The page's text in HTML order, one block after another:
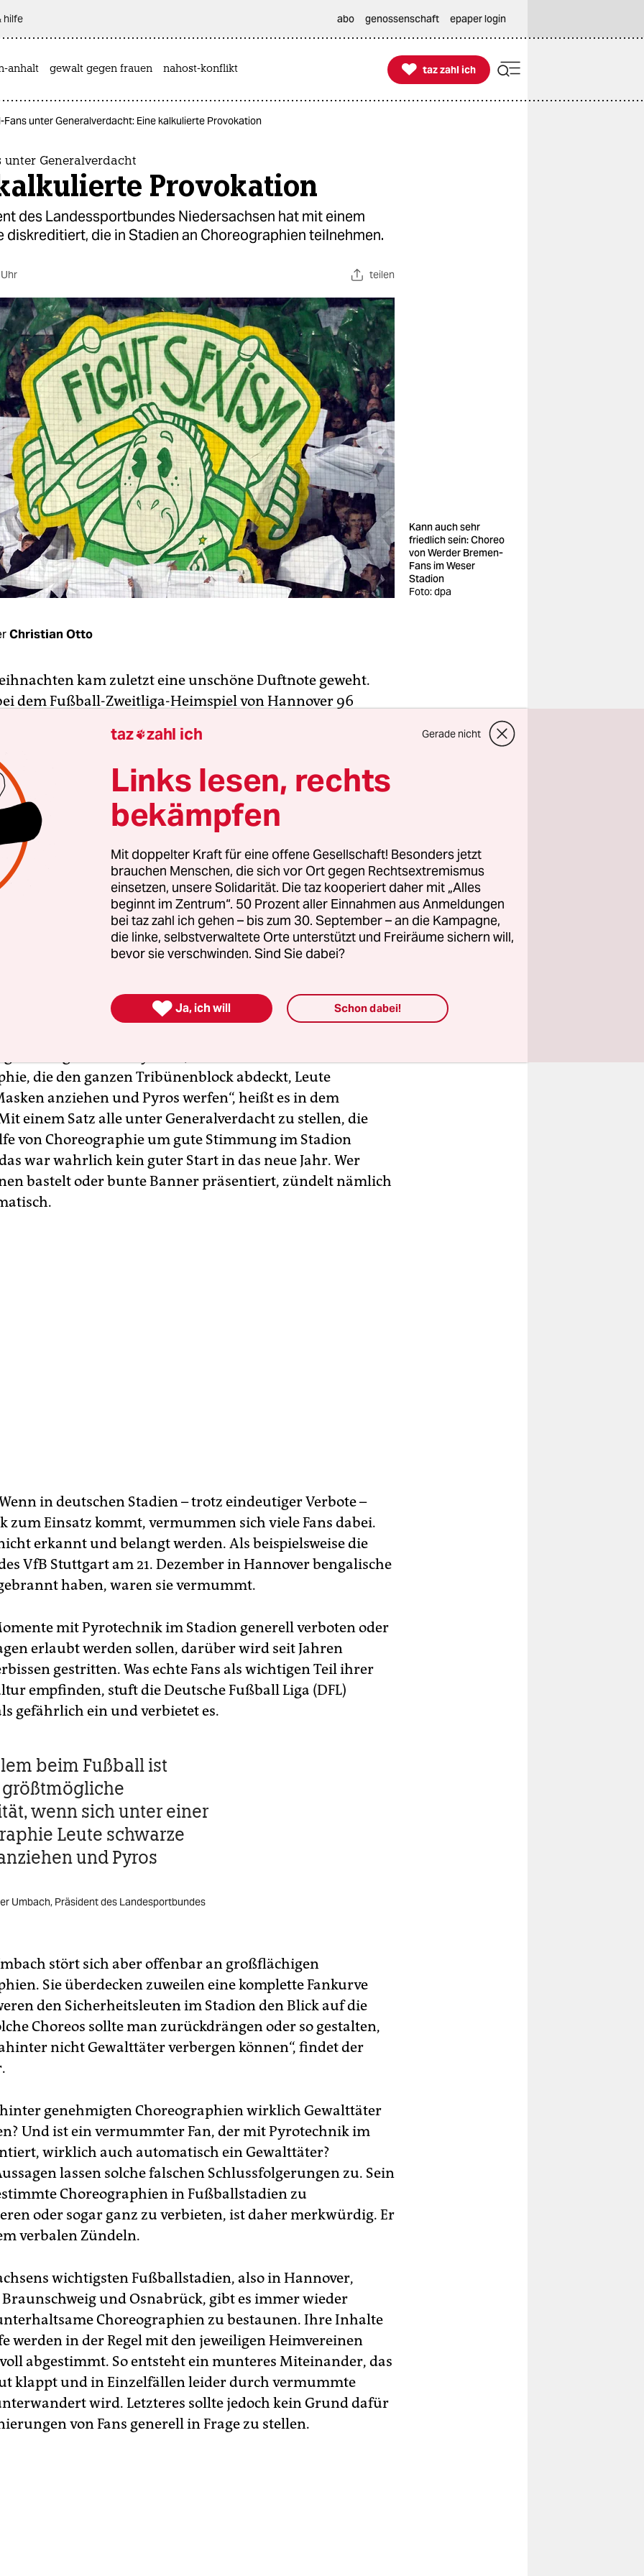
hilfe abo genossenschaft epaper login
anhalt gewalt gegen frauen nahost-konflikt 
taz zahl ich
taz zahl ich
Fans unter Generalverdacht: Eine kalkulierte Provokation
unter Generalverdacht
Provokation
des Landessportbundes Niedersachsen hat mit einem
diskreditiert, die in Stadien an Choreographien teilnehmen.
teilen
Kann auch sehr
friedlich sein: Choreo
von Werder Bremen-
Fans im Weser
Stadion
Foto: dpa
Christian Otto
kam zuletzt eine unschöne Duftnote geweht.
dem Fußball-Zweitliga-Heimspiel von Hannover 96
Stadion am Maschsee gezogen war, dürfte es bis zu
Nachbarn geschafft haben. Der Landessportbund
(LSB) hat seinen Sitz direkt neben dem 96-Stadion und
aus über mehr als 9.400 niedersächsische
Dazu gehören auch Klubs wie Hannover 96, die im
vertreten sind und mit Zündeleien durch Fans in ihren
werden. LSB-Präsident Wolf-Rüdiger Umbach
in so manchem Stadion offenbar. Er fordert
Durchgreifen und macht einen nebulösen Vorschlag.
sich Umbach in der Branche bestens aus. Der 74-
in all seinen Facetten hautnah kennengelernt. Was
Interview mit der
Braunschweiger Zeitung
am Montag
die den ganzen Tribünenblock abdeckt, Leute
anziehen und Pyros werfen“, heißt es in dem
einem Satz alle unter Generalverdacht zu stellen, die
von Choreographie um gute Stimmung im Stadion
war wahrlich kein guter Start in das neue Jahr. Wer
bastelt oder bunte Banner präsentiert, zündelt nämlich
in deutschen Stadien – trotz eindeutiger Verbote –
zum Einsatz kommt, vermummen sich viele Fans dabei.
erkannt und belangt werden. Als beispielsweise die
VfB Stuttgart am 21. Dezember in Hannover bengalische
haben, waren sie vermummt.
mit Pyrotechnik im Stadion generell verboten oder
erlaubt werden sollen, darüber wird seit Jahren
gestritten. Was echte Fans als wichtigen Teil ihrer
empfinden, stuft die Deutsche Fußball Liga (DFL)
gefährlich ein und verbietet es.
beim Fußball ist
wenn sich unter einer
Leute schwarze
und Pyros
Umbach, Präsident des Landesportbundes
stört sich aber offenbar an großflächigen
Sie überdecken zuweilen eine komplette Fankurve
den Sicherheitsleuten im Stadion den Blick auf die
Choreos sollte man zurückdrängen oder so gestalten,
nicht Gewalttäter verbergen können“, findet der
genehmigten Choreographien wirklich Gewalttäter
Und ist ein vermummter Fan, der mit Pyrotechnik im
wirklich auch automatisch ein Gewalttäter?
lassen solche falschen Schlussfolgerungen zu. Sein
Choreographien in Fußballstadien zu
oder sogar ganz zu verbieten, ist daher merkwürdig. Er
verbalen Zündeln.
wichtigsten Fußballstadien, also in Hannover,
und Osnabrück, gibt es immer wieder
Choreographien zu bestaunen. Ihre Inhalte
werden in der Regel mit den jeweiligen Heimvereinen
abgestimmt. So entsteht ein munteres Miteinander, das
klappt und in Einzelfällen leider durch vermummte
wird. Letzteres sollte jedoch kein Grund dafür
von Fans generell in Frage zu stellen.
taz zahl ich Gerade nicht
Links lesen, rechts
bekämpfen
Mit doppelter Kraft für eine offene Gesellschaft! Besonders jetzt
brauchen Menschen, die sich vor Ort gegen Rechtsextremismus
einsetzen, unsere Solidarität. Die taz kooperiert daher mit „Alles
beginnt im Zentrum“. 50 Prozent aller Einnahmen aus Anmeldungen
bei taz zahl ich gehen – bis zum 30. September – an die Kampagne,
die linke, selbstverwaltete Orte unterstützt und Freiräume sichern will,
bevor sie verschwinden. Sind Sie dabei?
 Ja, ich will Schon dabei!